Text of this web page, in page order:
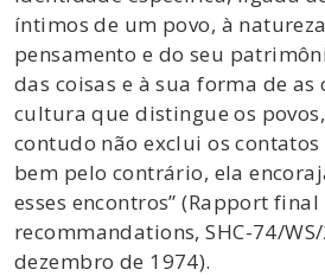
íntimos de um povo, à
pensamento e do seu
das coisas e à sua forma de as
cultura que distingue os
contudo não exclui os
bem pelo contrário, ela
esses encontros” (Rapport final
recommandations, SHC-74/
dezembro de 1974).